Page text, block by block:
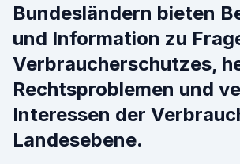
Bundesländern bieten
und Information zu
Verbraucherschutzes,
Rechtsproblemen und
Interessen der
Landesebene.